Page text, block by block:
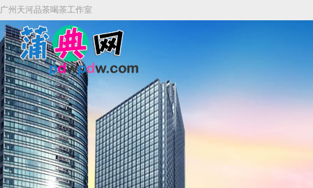
广州天河品茶喝茶工作室